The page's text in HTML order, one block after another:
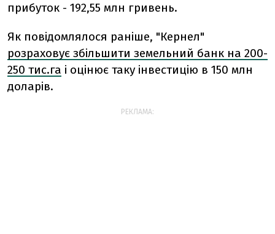
прибуток - 192,55 млн гривень.
Як повідомлялося раніше, "Кернел"
розраховує збільшити земельний банк на 200-
250 тис.га і оцінює таку інвестицію в 150 млн
доларів.
РЕКЛАМА: